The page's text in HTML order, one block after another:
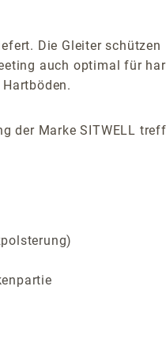
Die Gleiter
auch optimal für
der Marke SITWELL